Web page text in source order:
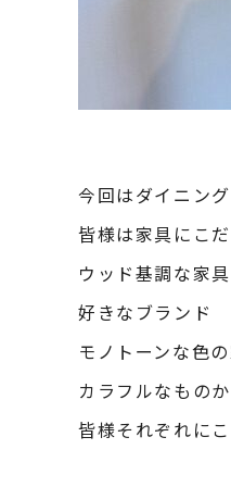
今回はダイニン
皆様は家具にこ
ウッド基調な家具
好きなブランド
モノトーンな色
カラフルなもの
皆様それぞれに